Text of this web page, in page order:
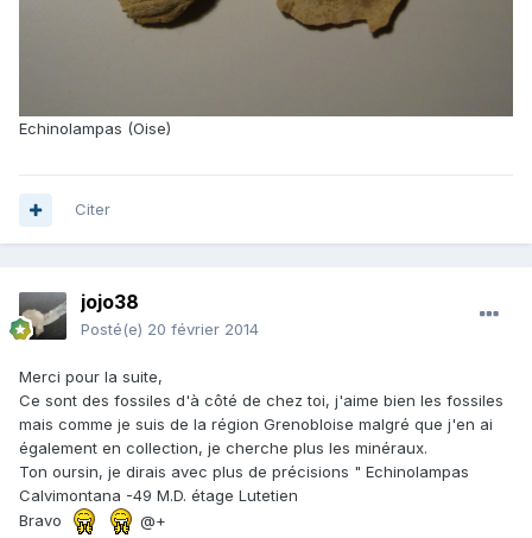
Echinolampas (Oise)
Citer
jojo38
Posté(e) 20 février 2014
Merci pour la suite,
Ce sont des fossiles d'à côté de chez toi, j'aime bien les fossiles
mais comme je suis de la région Grenobloise malgré que j'en ai
également en collection, je cherche plus les minéraux.
Ton oursin, je dirais avec plus de précisions " Echinolampas
Calvimontana -49 M.D. étage Lutetien
Bravo
@+